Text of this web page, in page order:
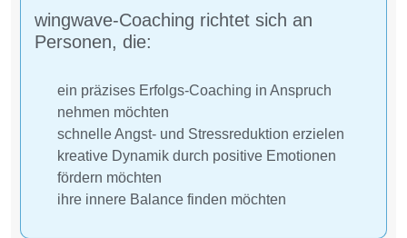
wingwave-Coaching richtet sich an
Personen, die:
ein präzises Erfolgs-Coaching in Anspruch
nehmen möchten
schnelle Angst- und Stressreduktion erzielen
kreative Dynamik durch positive Emotionen
fördern möchten
ihre innere Balance finden möchten